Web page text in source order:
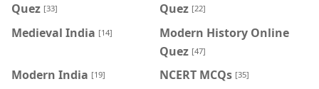
Quez [33]
Quez [22]
Medieval India [14]
Modern History Online
Quez [47]
Modern India [19] NCERT MCQs [35]